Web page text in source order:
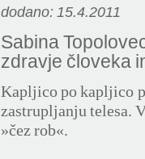
dodano: 15.4.2011
Sabina
zdravje človeka
Kapljico po kapljico
zastrupljanju telesa.
»čez rob«.